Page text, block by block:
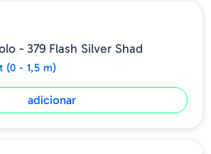
- 379 Flash Silver Shad
(0 - 1,5 m)
adicionar